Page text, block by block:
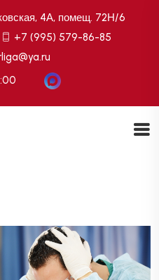
4А, помещ. 72Н/6
+7 (995) 579-86-85